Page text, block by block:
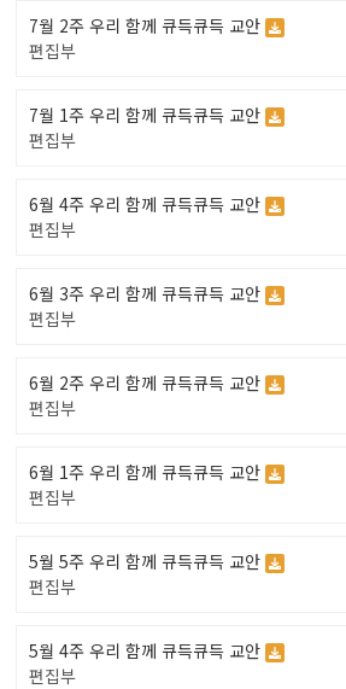
7월 2주 우리 함께 큐득큐득 교안
편집부
7월 1주 우리 함께 큐득큐득 교안
편집부
6월 4주 우리 함께 큐득큐득 교안
편집부
6월 3주 우리 함께 큐득큐득 교안
편집부
6월 2주 우리 함께 큐득큐득 교안
편집부
6월 1주 우리 함께 큐득큐득 교안
편집부
5월 5주 우리 함께 큐득큐득 교안
편집부
5월 4주 우리 함께 큐득큐득 교안
편집부